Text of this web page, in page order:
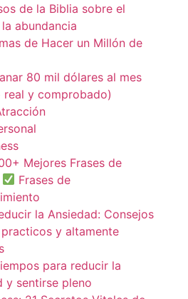
de la Biblia sobre el
abundancia
de Hacer un Millón de
80 mil dólares al mes
real y comprobado)
Mejores Frases de
Frases de
la Ansiedad: Consejos
practicos y altamente
para reducir la
y sentirse pleno